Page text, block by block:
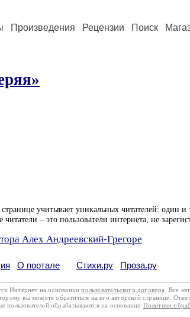
Произведения Рецензии Поиск
учитывает уникальных читателей: один и
– это пользователи интернета, не
Алех Андреевский-Грегоре
О портале Стихи.ру Проза.ру
Интернет на основаниипользовательского договора
. Все
вы можете обратиться на его авторской странице.
пользователей обрабатываются на основании Политики